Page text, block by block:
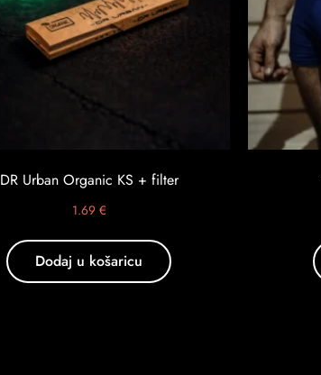
DR Urban Organic KS + filter
1.69 €
Dodaj u košaricu